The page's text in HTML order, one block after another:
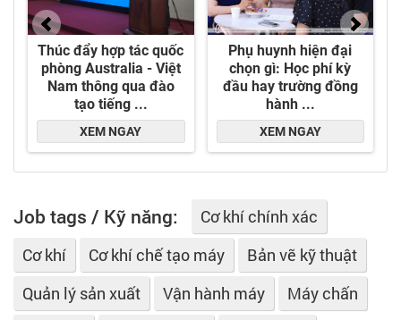
nối mềm, phụ kiện công nghiệp, phụ kiện ghép
nối.
Job tags / Kỹ năng:
Cơ khí chính xác
Cơ khí
Cơ khí chế tạo máy
Bản vẽ kỹ thuật
Quản lý sản xuất
Vận hành máy
Máy chấn